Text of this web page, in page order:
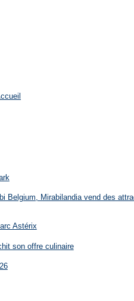
Belgium, Mirabilandia vend des
Astérix
son offre culinaire